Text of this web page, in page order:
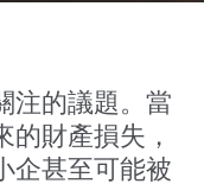
注的議題。當
的財產損失，
企甚至可能被